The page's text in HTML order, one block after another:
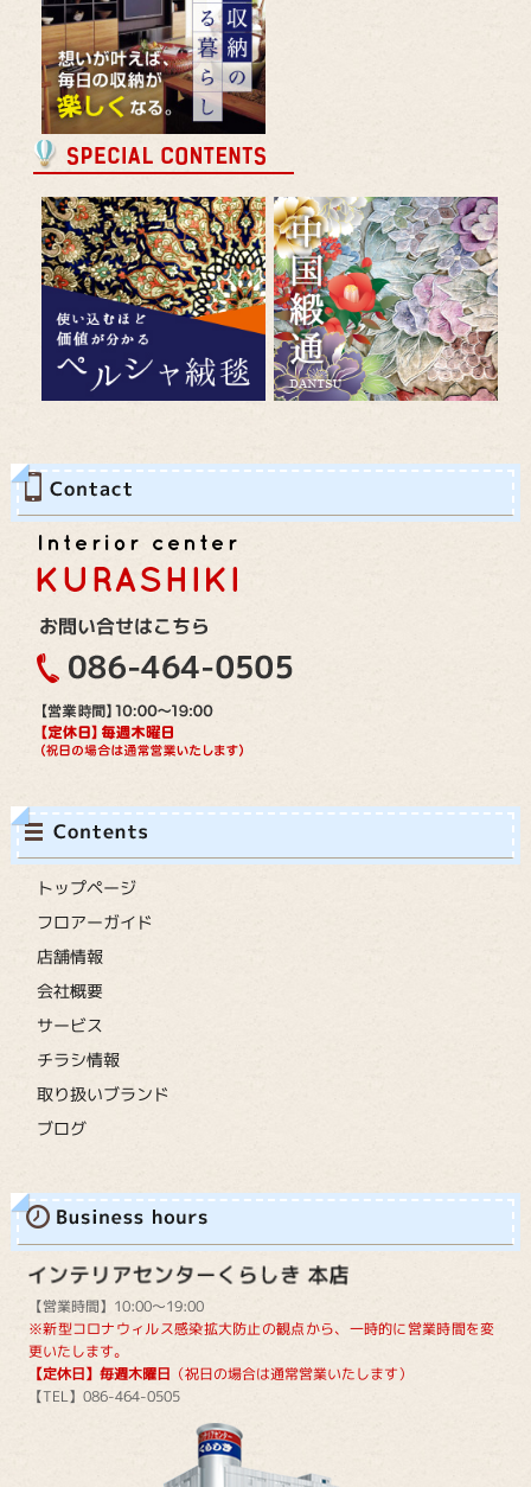
トップページ
フロアーガイド
店舗情報
会社概要
サービス
チラシ情報
取り扱いブランド
ブログ
【営業時間】10:00～19:00
※新型コロナウィルス感染拡大防止の観点から、一時的に営業時間を変
更いたします。
【定休日】毎週木曜日 （祝日の場合は通常営業いたします）
【TEL】086-464-0505